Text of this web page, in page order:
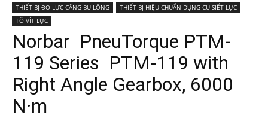
THIẾT BỊ ĐO LỰC CĂNG BU LÔNG
THIẾT BỊ HIỆU CHUẨN DỤNG CỤ SIẾT LỰC
TÔ VÍT LỰC
Norbar PneuTorque PTM-
119 Series PTM-119 with
Right Angle Gearbox, 6000
N·m